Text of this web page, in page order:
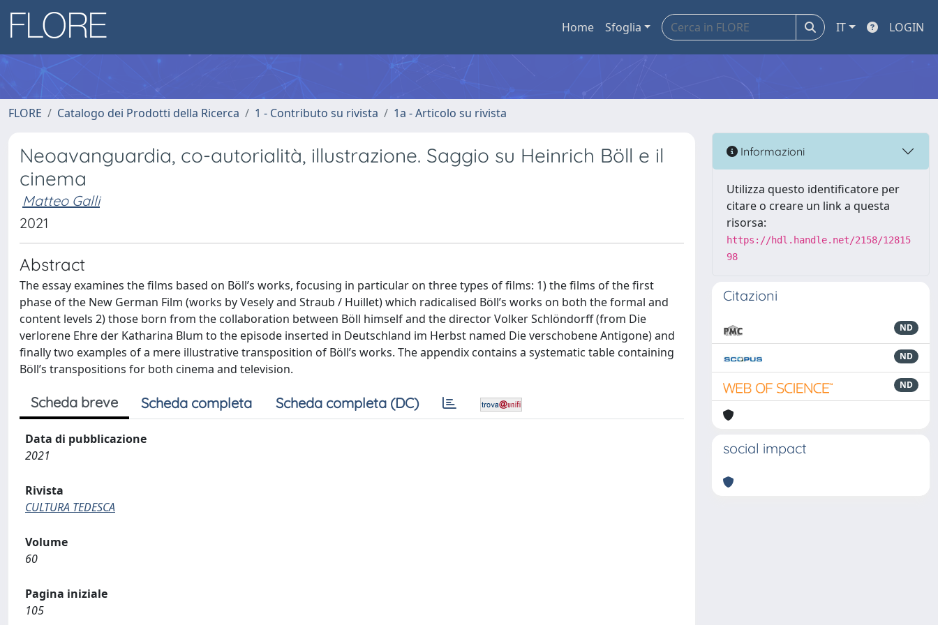
Home Sfoglia IT LOGIN
FLORE Catalogo dei Prodotti della Ricerca 1 - Contributo su rivista 1a - Articolo su rivista
Neoavanguardia, co-autorialità, illustrazione. Saggio su Heinrich Böll e il
cinema
Matteo Galli
2021
Abstract
The essay examines the films based on Böll’s works, focusing in particular on three types of films: 1) the films of the first
phase of the New German Film (works by Vesely and Straub / Huillet) which radicalised Böll’s works on both the formal and
content levels 2) those born from the collaboration between Böll himself and the director Volker Schlöndorff (from Die
verlorene Ehre der Katharina Blum to the episode inserted in Deutschland im Herbst named Die verschobene Antigone) and
finally two examples of a mere illustrative transposition of Böll’s works. The appendix contains a systematic table containing
Böll’s transpositions for both cinema and television.
Scheda breve Scheda completa Scheda completa (DC)
Data di pubblicazione
2021
Rivista
CULTURA TEDESCA
Volume
60
Pagina iniziale
105
Informazioni
Utilizza questo identificatore per
citare o creare un link a questa
risorsa:
https://hdl.handle.net/2158/12815
98
Citazioni
ND
ND
ND
social impact